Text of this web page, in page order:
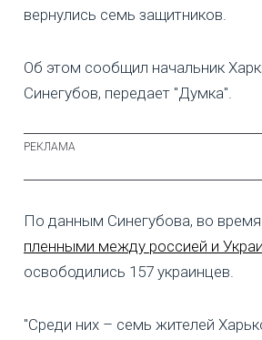
вернулись семь защитников.
Об этом сообщил начальник
Синегубов, передает "Думка".
По данным Синегубова, во время
пленными между россией и
освободились 157 украинцев.
"Среди них – семь жителей